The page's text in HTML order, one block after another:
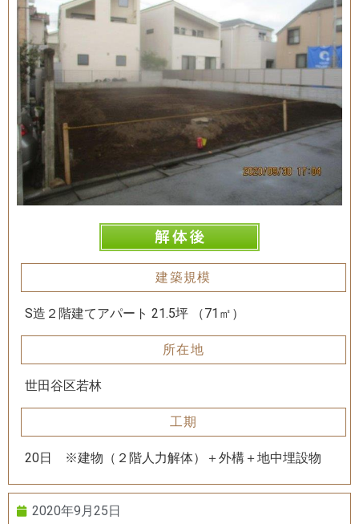
建築規模
S造２階建てアパート 21.5坪 （71㎡）
所在地
世田谷区若林
工期
20日 ※建物（２階人力解体）＋外構＋地中埋設物
2020年9月25日